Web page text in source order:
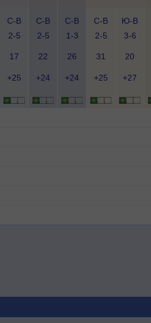
С-В
2-5
С-В
2-5
С-В
1-3
С-В
2-5
Ю-В
3-6
17 22 26 31 20
+25 +24 +24 +25 +27